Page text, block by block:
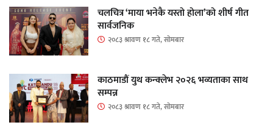
चलचित्र ‘माया भनेकै यस्तो होला’को शीर्ष गीत
सार्वजनिक
२०८३ श्रावण १८ गते, सोमबार
काठमाडौं युथ कन्क्लेभ २०२६ भव्यताका साथ
सम्पन्न
२०८३ श्रावण १८ गते, सोमबार